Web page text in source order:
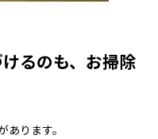
るのも、お掃除
ります。